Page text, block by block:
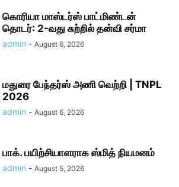
கொரியா மாஸ்டர்ஸ் பாட்மிண்டன்
தொடர்: 2-வது சுற்றில் தன்வி சர்மா
admin - August 6, 2026
மதுரை பேந்தர்ஸ் அணி வெற்றி | TNPL
2026
admin - August 6, 2026
பாக். பயிற்சியாளராக ஸ்மித் நியமனம்
admin - August 5, 2026